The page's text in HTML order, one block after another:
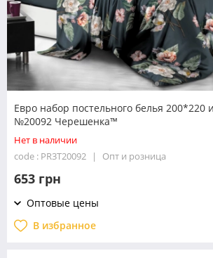
Евро набор постельного белья 200*220
№20092 Черешенка™
Нет в наличии
code : PR3T20092
Опт и розница
653 грн
Оптовые цены
В избранное